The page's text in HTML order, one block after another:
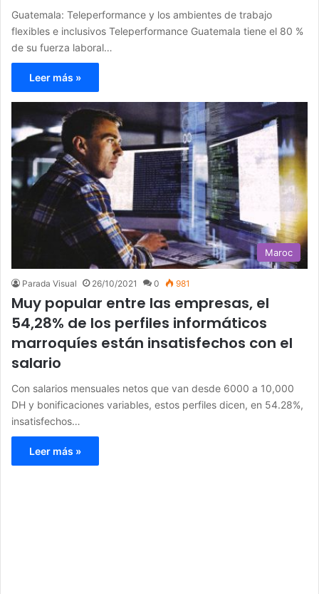
Guatemala: Teleperformance y los ambientes de trabajo
flexibles e inclusivos Teleperformance Guatemala tiene el 80 %
de su fuerza laboral…
Leer más »
Maroc
Parada Visual 26/10/2021 0 981
Muy popular entre las empresas, el
54,28% de los perfiles informáticos
marroquíes están insatisfechos con el
salario
Con salarios mensuales netos que van desde 6000 a 10,000
DH y bonificaciones variables, estos perfiles dicen, en 54.28%,
insatisfechos…
Leer más »